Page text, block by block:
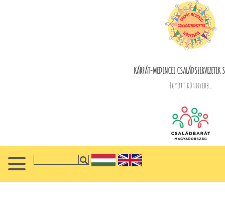
KÁRPÁT-MEDENCEI CSALÁDSZERVEZETEK
Együtt könnyebb...